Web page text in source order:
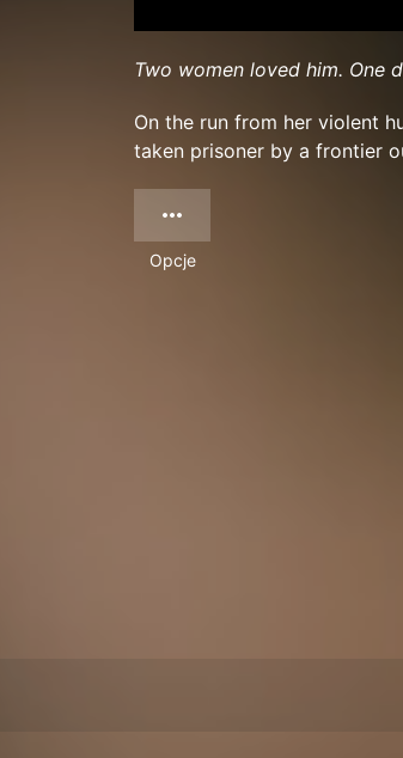
Two women loved him. One
On the run from her violent
taken prisoner by a frontier
Opcje